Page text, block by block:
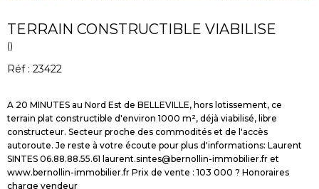
TERRAIN CONSTRUCTIBLE VIABILISE
()
Réf : 23422
A 20 MINUTES au Nord Est de BELLEVILLE, hors lotissement, ce
terrain plat constructible d'environ 1000 m², déjà viabilisé, libre
constructeur. Secteur proche des commodités et de l'accès
autoroute. Je reste à votre écoute pour plus d'informations: Laurent
SINTES 06.88.88.55.61 laurent.sintes@bernollin-immobilier.fr et
www.bernollin-immobilier.fr Prix de vente : 103 000 ? Honoraires